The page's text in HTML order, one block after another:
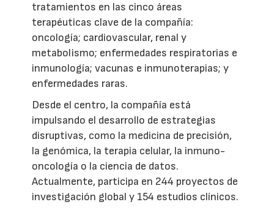
tratamientos en las cinco áreas
terapéuticas clave de la compañía:
oncología; cardiovascular, renal y
metabolismo; enfermedades respiratorias e
inmunología; vacunas e inmunoterapias; y
enfermedades raras.
Desde el centro, la compañía está
impulsando el desarrollo de estrategias
disruptivas, como la medicina de precisión,
la genómica, la terapia celular, la inmuno-
oncología o la ciencia de datos.
Actualmente, participa en 244 proyectos de
investigación global y 154 estudios clínicos.